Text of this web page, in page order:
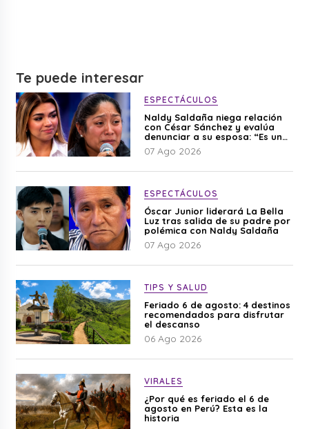
Te puede interesar
ESPECTÁCULOS
Naldy Saldaña niega relación
con César Sánchez y evalúa
denunciar a su esposa: “Es una
difamación”
07 Ago 2026
ESPECTÁCULOS
Óscar Junior liderará La Bella
Luz tras salida de su padre por
polémica con Naldy Saldaña
07 Ago 2026
TIPS Y SALUD
Feriado 6 de agosto: 4 destinos
recomendados para disfrutar
el descanso
06 Ago 2026
VIRALES
¿Por qué es feriado el 6 de
agosto en Perú? Esta es la
historia